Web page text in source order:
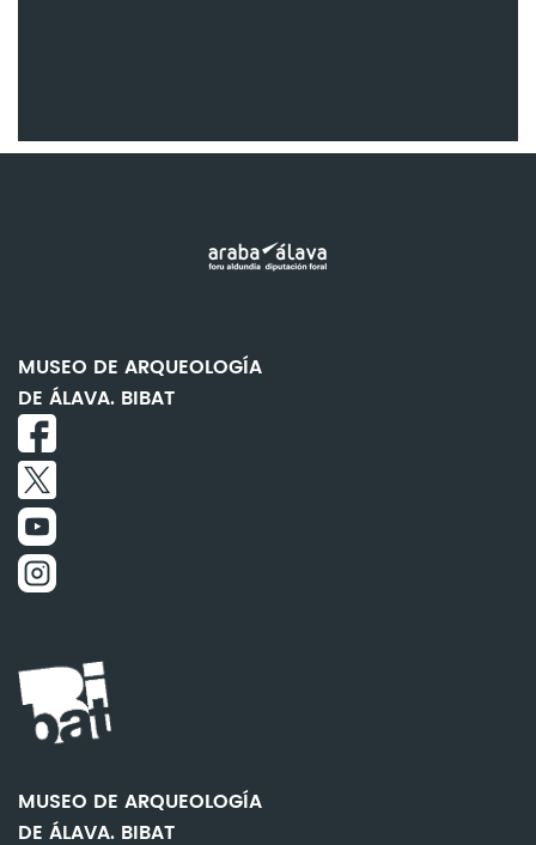
MUSEO DE ARQUEOLOGÍA
DE ÁLAVA. BIBAT
MUSEO DE ARQUEOLOGÍA
DE ÁLAVA. BIBAT